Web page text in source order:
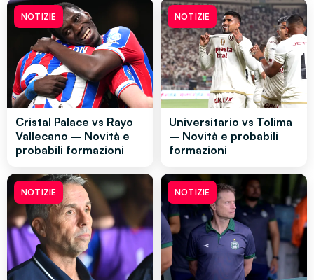
NOTIZIE
Cristal Palace vs Rayo
Vallecano – Novità e
probabili formazioni
NOTIZIE
Universitario vs Tolima
– Novità e probabili
formazioni
NOTIZIE NOTIZIE